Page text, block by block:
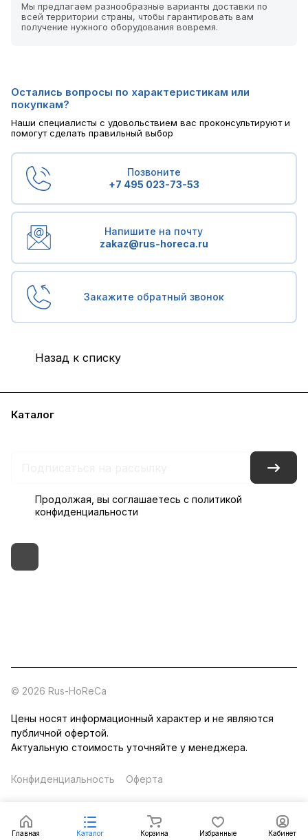
Мы предлагаем разнообразные варианты доставки по
всей территории страны, чтобы гарантировать вам
получение нужного оборудования вовремя.
Остались вопросы по характеристикам или
покупкам?
Наши специалисты с удовольствием вас проконсультируют и
помогут сделать правильный выбор
Позвоните
+7 495 023-73-53
Напишите на почту
zakaz@rus-horeca.ru
Закажите обратный звонок
Назад к списку
Главная Каталог Корзина Избранные Кабинет
Каталог
Продолжая, вы соглашаетесь с политикой
конфиденциальности
© 2026 Rus-HoReCa
Цены носят информационный характер и не являются
публичной офертой.
Актуальную стоимость уточняйте у менеджера.
Конфиденциальность Оферта